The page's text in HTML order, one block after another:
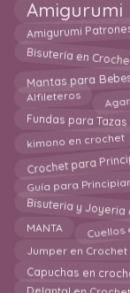
Amigurumi
Amigurumi
Bisutería en
Mantas para
Alfileteros
Fundas para Tazas
kimono en crochet
Crochet para
Guía para
Bisuteria y Joyeria
MANTA
Jumper en Crochet
Capuchas en